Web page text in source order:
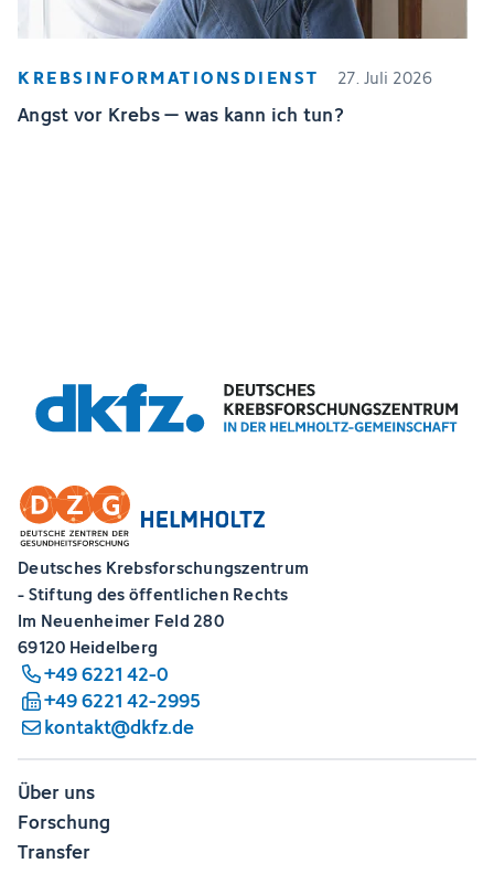
KREBSINFORMATIONSDIENST 27. Juli 2026
Angst vor Krebs – was kann ich tun?
Deutsches Krebsforschungszentrum
- Stiftung des öffentlichen Rechts
Im Neuenheimer Feld 280
69120 Heidelberg
+49 6221 42-0
+49 6221 42-2995
kontakt@dkfz.de
Über uns
Forschung
Transfer